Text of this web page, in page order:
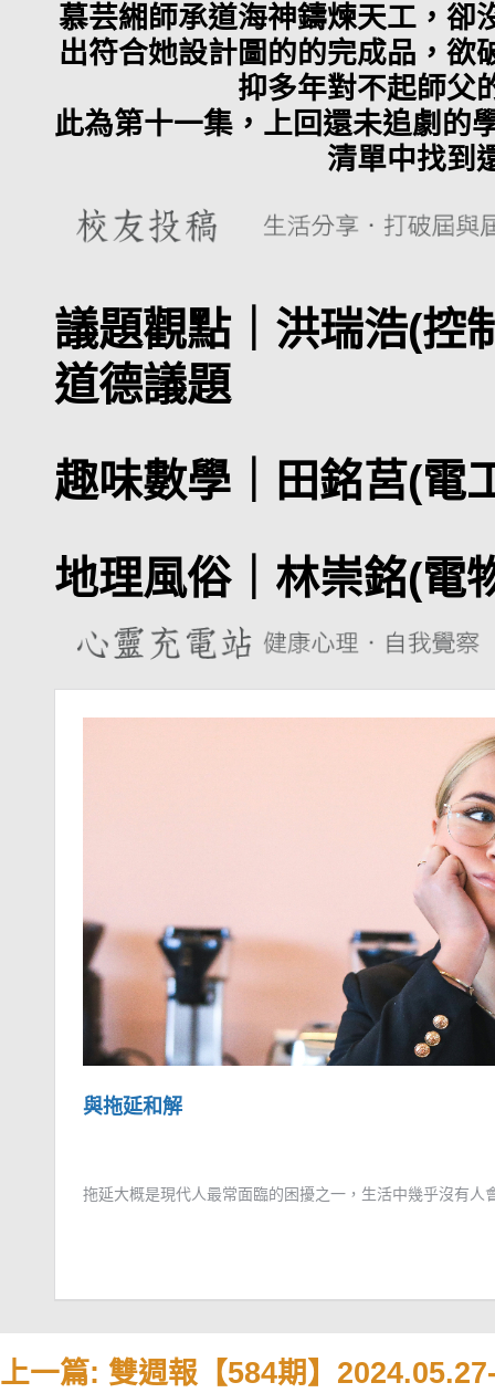
慕芸緗師承道海神鑄煉天工，卻
出符合她設計圖的的完成品，欲
抑多年對不起師
此為第十一集，上回還未追劇的
清單中找到
議題觀點｜ 洪瑞浩(控
道德議題
趣味數學｜
田銘莒(電
地理風俗｜ 林崇銘(電
與拖延和解
拖延大概是現代人最常面臨的困擾之一，生活中幾乎沒有
上一篇: 雙週報【584期】